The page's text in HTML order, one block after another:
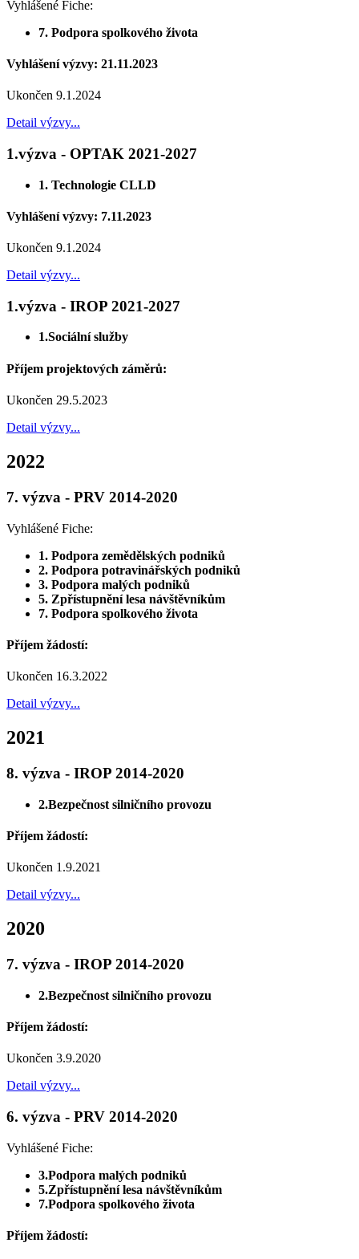
Vyhlášené Fiche:
7. Podpora spolkového života
Vyhlášení výzvy: 21.11.2023
Ukončen 9.1.2024
Detail výzvy...
1.výzva - OPTAK 2021-2027
1. Technologie CLLD
Vyhlášení výzvy: 7.11.2023
Ukončen 9.1.2024
Detail výzvy...
1.výzva - IROP 2021-2027
1.Sociální služby
Příjem projektových záměrů:
Ukončen 29.5.2023
Detail výzvy...
2022
7. výzva - PRV 2014-2020
Vyhlášené Fiche:
1. Podpora zemědělských podniků
2. Podpora potravinářských podniků
3. Podpora malých podniků
5. Zpřístupnění lesa návštěvníkům
7. Podpora spolkového života
Příjem žádostí:
Ukončen 16.3.2022
Detail výzvy...
2021
8. výzva - IROP 2014-2020
2.Bezpečnost silničního provozu
Příjem žádostí:
Ukončen 1.9.2021
Detail výzvy...
2020
7. výzva - IROP 2014-2020
2.Bezpečnost silničního provozu
Příjem žádostí:
Ukončen 3.9.2020
Detail výzvy...
6. výzva - PRV 2014-2020
Vyhlášené Fiche:
3.Podpora malých podniků
5.Zpřístupnění lesa návštěvníkům
7.Podpora spolkového života
Příjem žádostí: